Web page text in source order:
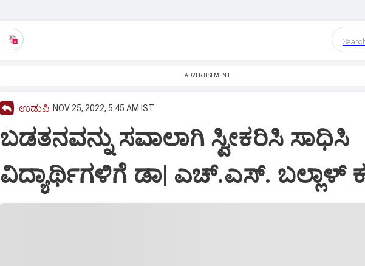
ADVERTISEMENT
ಉಡುಪಿ NOV 25, 2022, 5:45 AM IST
ಬಡತನವನ್ನು ಸವಾಲಾಗಿ ಸ್ವೀಕರಿಸಿ ಸಾಧಿಸಿ
ವಿದ್ಯಾರ್ಥಿಗಳಿಗೆ ಡಾ| ಎಚ್‌.ಎಸ್‌. ಬಲ್ಲಾಳ್‌